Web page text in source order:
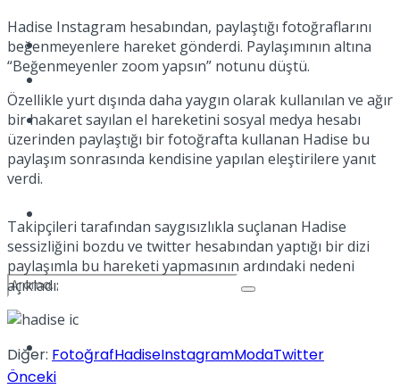
Kadınca
Türkiye
Spor
Podcast
No Result
Hadise Instagram hesabından, paylaştığı fotoğraflarını
beğenmeyenlere hareket gönderdi. Paylaşımının altına
“Beğenmeyenler zoom yapsın” notunu düştü.
Özellikle yurt dışında daha yaygın olarak kullanılan ve ağır
bir hakaret sayılan el hareketini sosyal medya hesabı
üzerinden paylaştığı bir fotoğrafta kullanan Hadise bu
paylaşım sonrasında kendisine yapılan eleştirilere yanıt
verdi.
Takipçileri tarafından saygısızlıkla suçlanan Hadise
sessizliğini bozdu ve twitter hesabından yaptığı bir dizi
paylaşımla bu hareketi yapmasının ardındaki nedeni
açıkladı:
Diğer: FotoğrafHadiseInstagramModaTwitter
Önceki